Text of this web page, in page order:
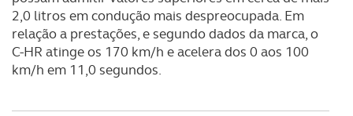
2,0 litros em condução mais despreocupada. Em
relação a prestações, e segundo dados da marca, o
C-HR atinge os 170 km/h e acelera dos 0 aos 100
km/h em 11,0 segundos.